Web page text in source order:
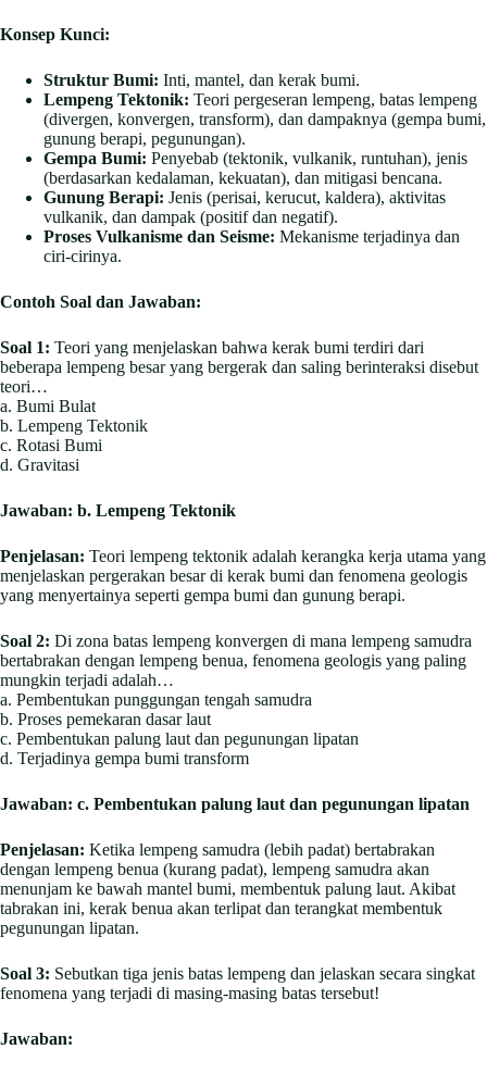
Konsep Kunci:
Struktur Bumi: Inti, mantel, dan kerak bumi.
Lempeng Tektonik: Teori pergeseran lempeng, batas lempeng
(divergen, konvergen, transform), dan dampaknya (gempa bumi,
gunung berapi, pegunungan).
Gempa Bumi: Penyebab (tektonik, vulkanik, runtuhan), jenis
(berdasarkan kedalaman, kekuatan), dan mitigasi bencana.
Gunung Berapi: Jenis (perisai, kerucut, kaldera), aktivitas
vulkanik, dan dampak (positif dan negatif).
Proses Vulkanisme dan Seisme: Mekanisme terjadinya dan
ciri-cirinya.
Contoh Soal dan Jawaban:
Soal 1: Teori yang menjelaskan bahwa kerak bumi terdiri dari
beberapa lempeng besar yang bergerak dan saling berinteraksi disebut
teori…
a. Bumi Bulat
b. Lempeng Tektonik
c. Rotasi Bumi
d. Gravitasi
Jawaban: b. Lempeng Tektonik
Penjelasan: Teori lempeng tektonik adalah kerangka kerja utama yang
menjelaskan pergerakan besar di kerak bumi dan fenomena geologis
yang menyertainya seperti gempa bumi dan gunung berapi.
Soal 2: Di zona batas lempeng konvergen di mana lempeng samudra
bertabrakan dengan lempeng benua, fenomena geologis yang paling
mungkin terjadi adalah…
a. Pembentukan punggungan tengah samudra
b. Proses pemekaran dasar laut
c. Pembentukan palung laut dan pegunungan lipatan
d. Terjadinya gempa bumi transform
Jawaban: c. Pembentukan palung laut dan pegunungan lipatan
Penjelasan: Ketika lempeng samudra (lebih padat) bertabrakan
dengan lempeng benua (kurang padat), lempeng samudra akan
menunjam ke bawah mantel bumi, membentuk palung laut. Akibat
tabrakan ini, kerak benua akan terlipat dan terangkat membentuk
pegunungan lipatan.
Soal 3: Sebutkan tiga jenis batas lempeng dan jelaskan secara singkat
fenomena yang terjadi di masing-masing batas tersebut!
Jawaban: